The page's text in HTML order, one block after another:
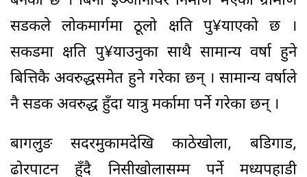
सडकले लोकमार्गमा ठूलो क्षति पु¥याएको छ ।
सकडमा क्षति पु¥याउनुका साथै सामान्य वर्षा हुने
बित्तिकै अवरुद्धसमेत हुने गरेका छन् । सामान्य वर्षाले
नै सडक अवरुद्ध हुँदा यात्रु मर्कामा पर्ने गरेका छन् ।
बागलुङ सदरमुकामदेखि काठेखोला, बडिगाड,
ढोरपाटन हुँदै निसीखोलासम्म पर्ने मध्यपहाडी